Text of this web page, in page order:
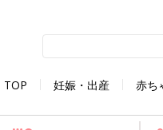
TOP 妊娠・出産 赤ち